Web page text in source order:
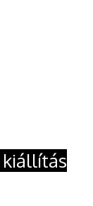
kiállítás